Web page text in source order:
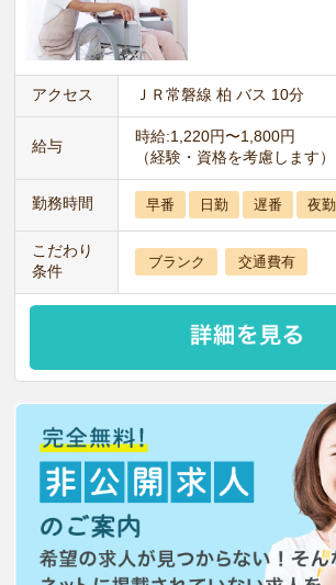
アクセス ＪＲ常磐線 柏 バス 10分
給与
時給:1,220円〜1,800円
（経験・資格を考慮します）
勤務時間 早番 日勤 遅番 夜勤
こだわり
条件
ブランク 交通費有